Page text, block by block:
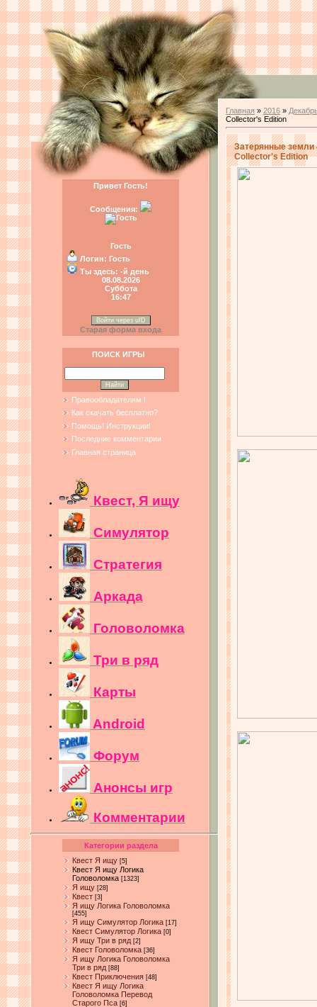
Привет Гость!
Сообщения:
Гость
Логин: Гость
Ты здесь: -й день
08.08.2026
Суббота
16:47
Войти через uID
Старая форма входа
ПОИСК ИГРЫ
Правообладателям !
Как скачать бесплатно?
Помощь! Инструкции!
Последние комментарии
Главная страница
Квест, Я ищу
Симулятор
Стратегия
Аркада
Головоломка
Три в ряд
Карты
Android
Форум
Анонсы игр
Комментарии
Категории раздела
Квест Я ищу [5]
Квест Я ищу Логика
Головоломка [1323]
Я ищу [28]
Квест [3]
Я ищу Логика Головоломка
[455]
Я ищу Симулятор Логика [17]
Квест Симулятор Логика [0]
Я ищу Три в ряд [2]
Квест Головоломка [36]
Я ищу Логика Головоломка
Три в ряд [88]
Квест Приключения [48]
Квест Я ищу Логика
Головоломка Перевод
Старого Пса [6]
Главная » 2016 »
Collector's Edition
Затерянные земли
Collector's Edition